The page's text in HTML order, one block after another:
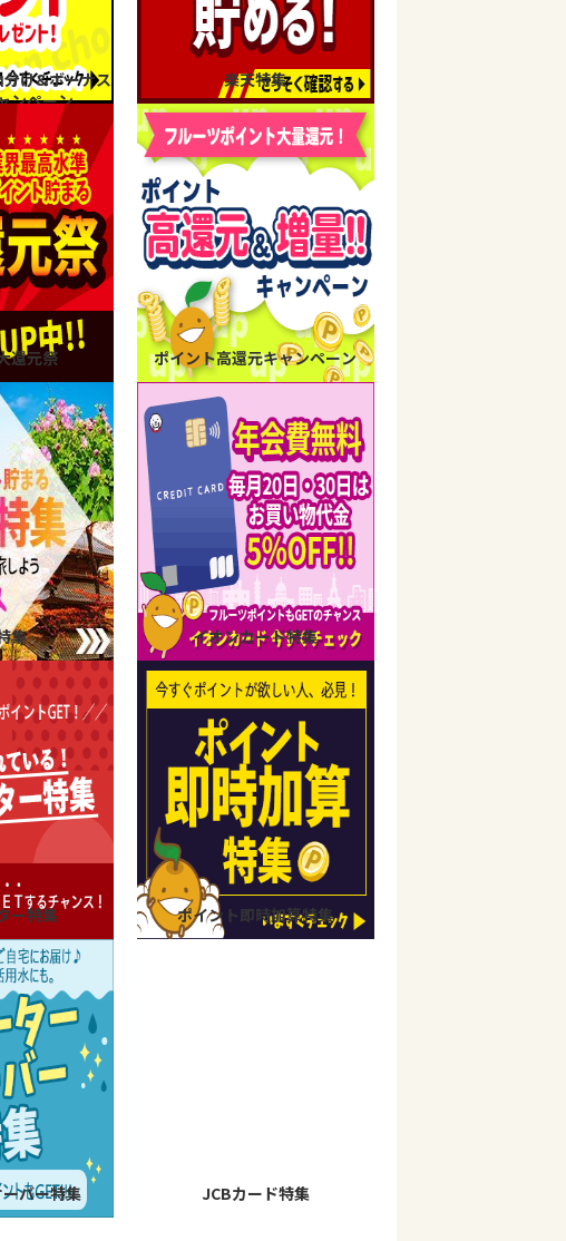
分け&ボーナス
ンペーン
楽天特集
還元祭 ポイント高還元キャンペーン
集 イオンカード特集
ー特集 ポイント即時加算特集
バー特集 JCBカード特集